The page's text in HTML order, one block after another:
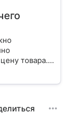
товара.